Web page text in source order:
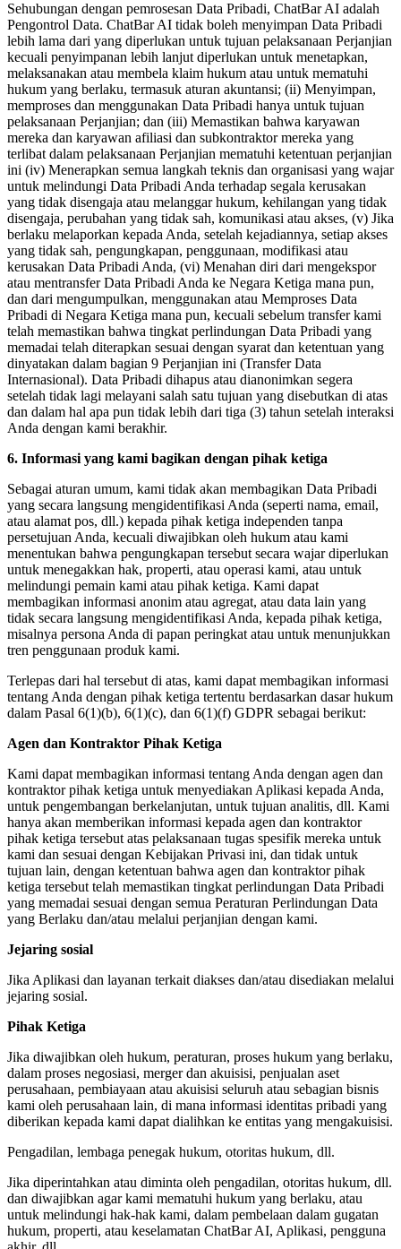
Sehubungan dengan pemrosesan Data Pribadi, ChatBar AI adalah
Pengontrol Data. ChatBar AI tidak boleh menyimpan Data Pribadi
lebih lama dari yang diperlukan untuk tujuan pelaksanaan Perjanjian
kecuali penyimpanan lebih lanjut diperlukan untuk menetapkan,
melaksanakan atau membela klaim hukum atau untuk mematuhi
hukum yang berlaku, termasuk aturan akuntansi; (ii) Menyimpan,
memproses dan menggunakan Data Pribadi hanya untuk tujuan
pelaksanaan Perjanjian; dan (iii) Memastikan bahwa karyawan
mereka dan karyawan afiliasi dan subkontraktor mereka yang
terlibat dalam pelaksanaan Perjanjian mematuhi ketentuan perjanjian
ini (iv) Menerapkan semua langkah teknis dan organisasi yang wajar
untuk melindungi Data Pribadi Anda terhadap segala kerusakan
yang tidak disengaja atau melanggar hukum, kehilangan yang tidak
disengaja, perubahan yang tidak sah, komunikasi atau akses, (v) Jika
berlaku melaporkan kepada Anda, setelah kejadiannya, setiap akses
yang tidak sah, pengungkapan, penggunaan, modifikasi atau
kerusakan Data Pribadi Anda, (vi) Menahan diri dari mengekspor
atau mentransfer Data Pribadi Anda ke Negara Ketiga mana pun,
dan dari mengumpulkan, menggunakan atau Memproses Data
Pribadi di Negara Ketiga mana pun, kecuali sebelum transfer kami
telah memastikan bahwa tingkat perlindungan Data Pribadi yang
memadai telah diterapkan sesuai dengan syarat dan ketentuan yang
dinyatakan dalam bagian 9 Perjanjian ini (Transfer Data
Internasional). Data Pribadi dihapus atau dianonimkan segera
setelah tidak lagi melayani salah satu tujuan yang disebutkan di atas
dan dalam hal apa pun tidak lebih dari tiga (3) tahun setelah interaksi
Anda dengan kami berakhir.
6. Informasi yang kami bagikan dengan pihak ketiga
Sebagai aturan umum, kami tidak akan membagikan Data Pribadi
yang secara langsung mengidentifikasi Anda (seperti nama, email,
atau alamat pos, dll.) kepada pihak ketiga independen tanpa
persetujuan Anda, kecuali diwajibkan oleh hukum atau kami
menentukan bahwa pengungkapan tersebut secara wajar diperlukan
untuk menegakkan hak, properti, atau operasi kami, atau untuk
melindungi pemain kami atau pihak ketiga. Kami dapat
membagikan informasi anonim atau agregat, atau data lain yang
tidak secara langsung mengidentifikasi Anda, kepada pihak ketiga,
misalnya persona Anda di papan peringkat atau untuk menunjukkan
tren penggunaan produk kami.
Terlepas dari hal tersebut di atas, kami dapat membagikan informasi
tentang Anda dengan pihak ketiga tertentu berdasarkan dasar hukum
dalam Pasal 6(1)(b), 6(1)(c), dan 6(1)(f) GDPR sebagai berikut:
Agen dan Kontraktor Pihak Ketiga
Kami dapat membagikan informasi tentang Anda dengan agen dan
kontraktor pihak ketiga untuk menyediakan Aplikasi kepada Anda,
untuk pengembangan berkelanjutan, untuk tujuan analitis, dll. Kami
hanya akan memberikan informasi kepada agen dan kontraktor
pihak ketiga tersebut atas pelaksanaan tugas spesifik mereka untuk
kami dan sesuai dengan Kebijakan Privasi ini, dan tidak untuk
tujuan lain, dengan ketentuan bahwa agen dan kontraktor pihak
ketiga tersebut telah memastikan tingkat perlindungan Data Pribadi
yang memadai sesuai dengan semua Peraturan Perlindungan Data
yang Berlaku dan/atau melalui perjanjian dengan kami.
Jejaring sosial
Jika Aplikasi dan layanan terkait diakses dan/atau disediakan melalui
jejaring sosial.
Pihak Ketiga
Jika diwajibkan oleh hukum, peraturan, proses hukum yang berlaku,
dalam proses negosiasi, merger dan akuisisi, penjualan aset
perusahaan, pembiayaan atau akuisisi seluruh atau sebagian bisnis
kami oleh perusahaan lain, di mana informasi identitas pribadi yang
diberikan kepada kami dapat dialihkan ke entitas yang mengakuisisi.
Pengadilan, lembaga penegak hukum, otoritas hukum, dll.
Jika diperintahkan atau diminta oleh pengadilan, otoritas hukum, dll.
dan diwajibkan agar kami mematuhi hukum yang berlaku, atau
untuk melindungi hak-hak kami, dalam pembelaan dalam gugatan
hukum, properti, atau keselamatan ChatBar AI, Aplikasi, pengguna